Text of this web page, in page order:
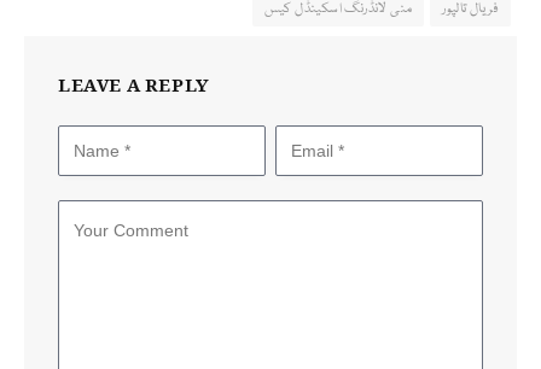
فریال تالپور منی لانڈرنگ اسکینڈل کیس
LEAVE A REPLY